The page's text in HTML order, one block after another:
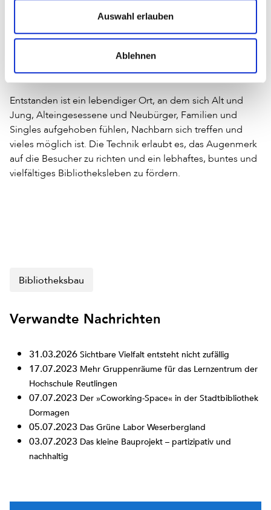
Auswahl erlauben
Ablehnen
2023 kamen noch Filmnachmittage dazu. An bisher zwei
Samstagnachmittagen wurden je zwei Filme gezeigt, ein
Dieses Angebot soll sich auf die Wintermonate
beschränken und wird zukünftig ehrenamtlich betreut.
Entstanden ist ein lebendiger Ort, an dem sich Alt und
Jung, Alteingesessene und Neubürger, Familien und
Singles aufgehoben fühlen, Nachbarn sich treffen und
vieles möglich ist. Die Technik erlaubt es, das Augenmerk
auf die Besucher zu richten und ein lebhaftes, buntes und
vielfältiges Bibliotheksleben zu fördern.
Bibliotheksbau
Verwandte Nachrichten
31.03.2026Sichtbare Vielfalt entsteht nicht zufällig
17.07.2023 Mehr Gruppenräume für das Lernzentrum der
Hochschule Reutlingen
07.07.2023 Der »Coworking-Space« in der Stadtbibliothek
Dormagen
05.07.2023 Das Grüne Labor Weserbergland
03.07.2023 Das kleine Bauprojekt – partizipativ und
nachhaltig